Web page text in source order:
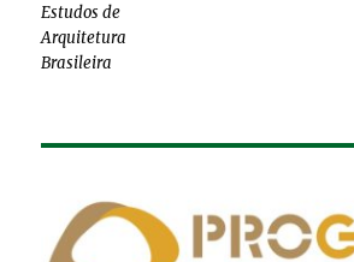
Estudos de
Arquitetura
Brasileira